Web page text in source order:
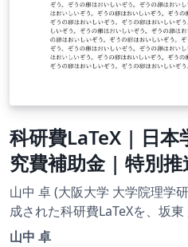
科研費LaTeX | 日本
究費補助金 | 特別推
日本語版その１ |
山中 卓 (大阪大学 大学院理学
成された科研費LaTeXを、坂
承を得てテンプレート登録しています。 詳
山中 卓